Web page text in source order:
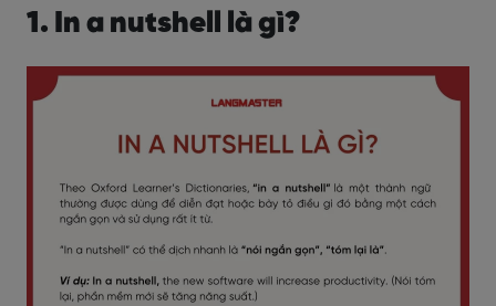
1. In a nutshell là gì?